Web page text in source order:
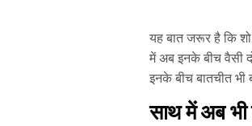
यह बात जरूर है कि शो
में अब इनके बीच वैसी
इनके बीच बातचीत भी
साथ में अब